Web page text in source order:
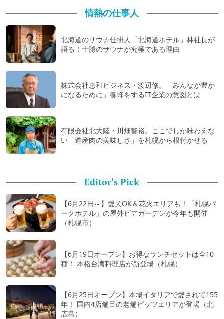
情熱の仕事人
北海道のサウナ仕掛人「北海道ホテル」林社長が
語る！十勝のサウナが究極である理由
株式会社恵和ビジネス・渡辺修。「みんなが豊か
になるために」養蜂をするIT企業の意図とは
有限会社北大陸・川畑智裕。ここでしか味わえな
い「道産肉の美味しさ」を札幌から根付かせる
Editor's Pick
【6月22日～】愛犬OK＆花火エリアも！「札幌パ
ークホテル」の屋外ビアガーデンが今年も開催
（札幌市）
【6月19日オープン】お得なランチセットは全10
種！ 本格台湾料理店が新登場（札幌）
【6月25日オープン】本場イタリアで愛されて155
年！ 国内4店舗目の老舗ピッツェリアが登場（北
広島）